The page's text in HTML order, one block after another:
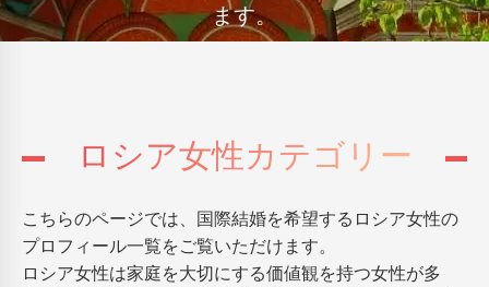
ます。
ロシア女性カテゴリー
こちらのページでは、国際結婚を希望するロシア女性の
プロフィール一覧をご覧いただけます。
ロシア女性は家庭を大切にする価値観を持つ女性が多